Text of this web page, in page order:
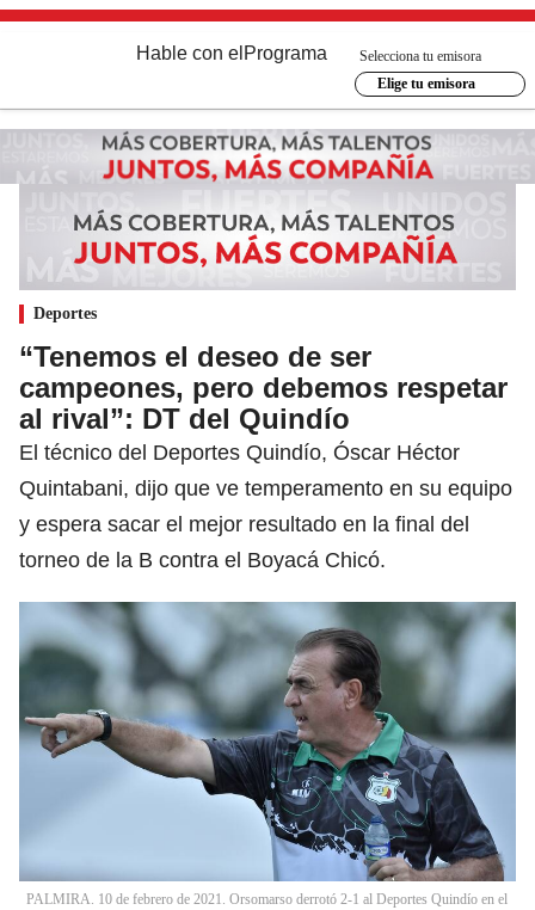
Hable con el Programa
Selecciona tu emisora
Elige tu emisora
Deportes
“Tenemos el deseo de ser
campeones, pero debemos respetar
al rival”: DT del Quindío
El técnico del Deportes Quindío, Óscar Héctor
Quintabani, dijo que ve temperamento en su equipo
y espera sacar el mejor resultado en la final del
torneo de la B contra el Boyacá Chicó.
PALMIRA. 10 de febrero de 2021. Orsomarso derrotó 2-1 al Deportes Quindío en el